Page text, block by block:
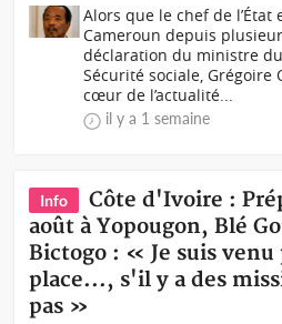
Alors que le chef de l’État
Cameroun depuis
déclaration du ministre
Sécurité sociale, Grégoire
cœur de l’actualité...
il y a 1 semaine
Info
Côte d'Ivoire :
août à Yopougon, Blé
Bictogo : « Je suis
place..., s'il y a des
pas »